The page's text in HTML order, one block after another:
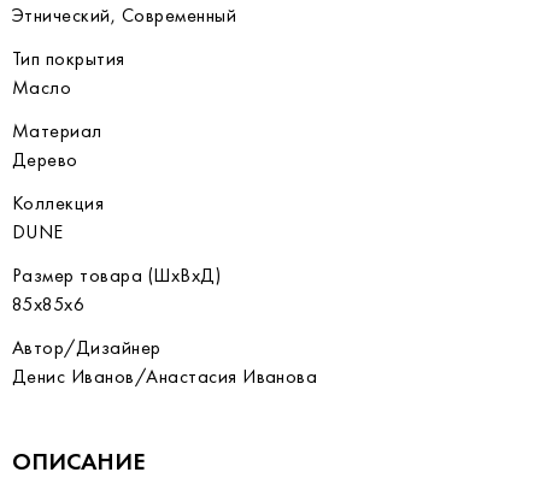
Этнический, Современный
Тип покрытия
Масло
Материал
Дерево
Коллекция
DUNE
Размер товара (ШхВхД)
85х85х6
Автор/Дизайнер
Денис Иванов/Анастасия Иванова
ОПИСАНИЕ